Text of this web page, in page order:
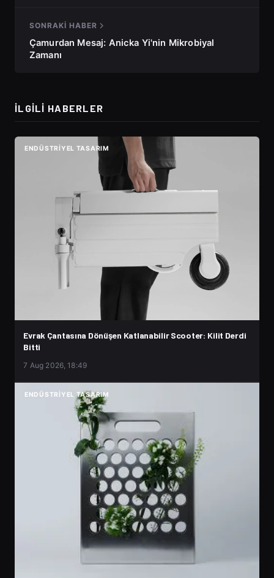
SONRAKI HABER
Çamurdan Mesaj: Anicka Yi'nin Mikrobiyal
Zamanı
İLGILI HABERLER
ENDÜSTRIYEL TASARIM
Evrak Çantasına Dönüşen Katlanabilir Scooter: Kilit Derdi
Bitti
7 Aug 2026, 18:49
ENDÜSTRIYEL TASARIM